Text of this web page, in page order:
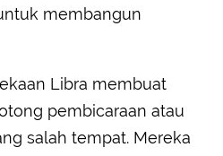
membangun
Libra membuat
pembicaraan atau
salah tempat. Mereka